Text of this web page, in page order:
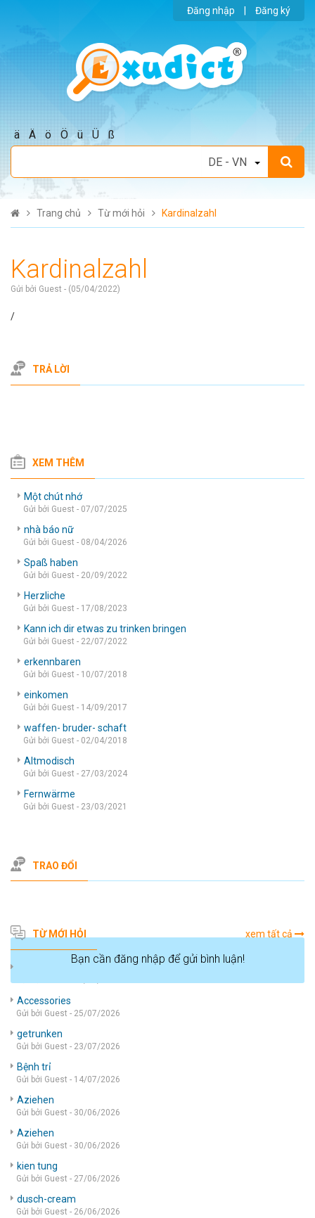
Đăng nhập Đăng ký
ä Ä ö Ö ü Ü ß
Trang chủ Từ mới hỏi Kardinalzahl
Kardinalzahl
Gửi bởi Guest - (05/04/2022)
/
TRẢ LỜI
XEM THÊM
Một chút nhớ
Gửi bởi Guest - 07/07/2025
nhà báo nữ
Gửi bởi Guest - 08/04/2026
Spaß haben
Gửi bởi Guest - 20/09/2022
Herzliche
Gửi bởi Guest - 17/08/2023
Kann ich dir etwas zu trinken bringen
Gửi bởi Guest - 22/07/2022
erkennbaren
Gửi bởi Guest - 10/07/2018
einkomen
Gửi bởi Guest - 14/09/2017
waffen- bruder- schaft
Gửi bởi Guest - 02/04/2018
Altmodisch
Gửi bởi Guest - 27/03/2024
Fernwärme
Gửi bởi Guest - 23/03/2021
TRAO ĐỔI
Bạn cần đăng nhập để gửi bình luận!
TỪ MỚI HỎI xem tất cả
Accessories
Gửi bởi Guest - 25/07/2026
getrunken
Gửi bởi Guest - 23/07/2026
Bệnh trỉ
Gửi bởi Guest - 14/07/2026
Aziehen
Gửi bởi Guest - 30/06/2026
Aziehen
Gửi bởi Guest - 30/06/2026
kien tung
Gửi bởi Guest - 27/06/2026
dusch-cream
Gửi bởi Guest - 26/06/2026